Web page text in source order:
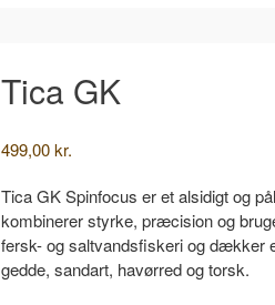
Tica GK
499,00kr.
Tica GK Spinfocus er et alsidigt og
kombinerer styrke, præcision og
fersk- og saltvandsfiskeri og dækker
gedde, sandart, havørred og torsk.